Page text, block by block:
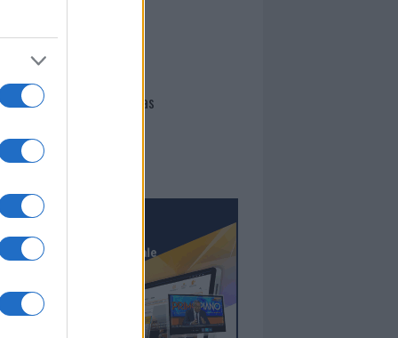
Giovannimaria Cabras